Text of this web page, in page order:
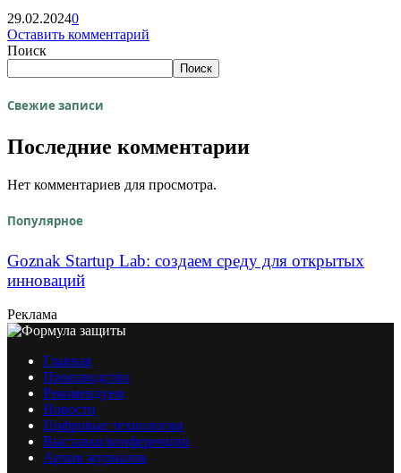
29.02.20240
Оставить комментарий
Поиск
Поиск
Свежие записи
Последние комментарии
Нет комментариев для просмотра.
Популярное
Goznak Startup Lab: создаем среду для открытых
инноваций
Реклама
Главная
Производство
Рекомендуем
Новости
Цифровые технологии
Выставки/конференции
Архив журналов